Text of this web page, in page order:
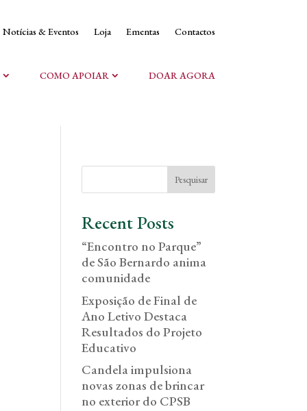
Notícias & Eventos Loja Ementas Contactos
COMO APOIAR DOAR AGORA
Pesquisar
Recent Posts
“Encontro no Parque”
de São Bernardo anima
comunidade
Exposição de Final de
Ano Letivo Destaca
Resultados do Projeto
Educativo
Candela impulsiona
novas zonas de brincar
no exterior do CPSB